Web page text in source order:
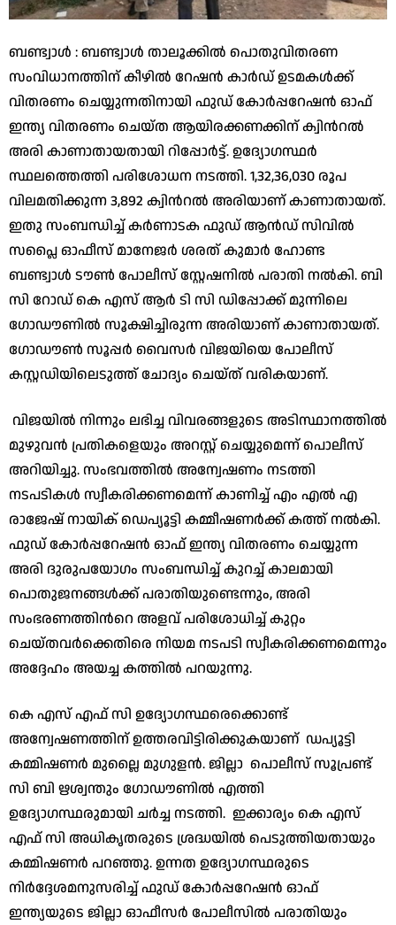
ബണ്ട്വാൾ : ബണ്ട്വാൾ താലൂക്കിൽ പൊതുവിതരണ
സംവിധാനത്തിന് കീഴിൽ റേഷൻ കാർഡ് ഉടമകൾക്ക്
വിതരണം ചെയ്യുന്നതിനായി ഫുഡ് കോർപ്പറേഷൻ ഓഫ്
ഇന്ത്യ വിതരണം ചെയ്ത ആയിരക്കണക്കിന് ക്വിന്‍റൽ
അരി കാണാതായതായി റിപ്പോർട്ട്. ഉദ്യോഗസ്ഥർ
സ്ഥലത്തെത്തി പരിശോധന നടത്തി. 1,32,36,030 രൂപ
വിലമതിക്കുന്ന 3,892 ക്വിന്‍റൽ അരിയാണ് കാണാതായത്.
ഇതു സംബന്ധിച്ച് കർണാടക ഫുഡ് ആൻഡ് സിവിൽ
സപ്ലൈ ഓഫീസ് മാനേജർ ശരത് കുമാർ ഹോണ്ട
ബണ്ട്വാൾ ടൗൺ പോലീസ് സ്റ്റേഷനിൽ പരാതി നൽകി. ബി
സി റോഡ് കെ എസ് ആർ ടി സി ഡിപ്പോക്ക് മുന്നിലെ
ഗോഡൗണിൽ സൂക്ഷിച്ചിരുന്ന അരിയാണ് കാണാതായത്.
ഗോഡൗൺ സൂപ്പർ വൈസർ വിജയിയെ പോലീസ്
കസ്റ്റഡിയിലെടുത്ത് ചോദ്യം ചെയ്ത് വരികയാണ്.
വിജയിൽ നിന്നും ലഭിച്ച വിവരങ്ങളുടെ അടിസ്ഥാനത്തിൽ
മുഴുവൻ പ്രതികളെയും അറസ്റ്റ് ചെയ്യുമെന്ന് പൊലീസ്
അറിയിച്ചു. സംഭവത്തിൽ അന്വേഷണം നടത്തി
നടപടികൾ സ്വീകരിക്കണമെന്ന് കാണിച്ച് എം എൽ എ
രാജേഷ് നായിക് ഡെപ്യൂട്ടി കമ്മീഷണർക്ക് കത്ത് നൽകി.
ഫുഡ് കോർപ്പറേഷൻ ഓഫ് ഇന്ത്യ വിതരണം ചെയ്യുന്ന
അരി ദുരുപയോഗം സംബന്ധിച്ച് കുറച്ച് കാലമായി
പൊതുജനങ്ങൾക്ക് പരാതിയുണ്ടെന്നും, അരി
സംഭരണത്തിന്‍റെ അളവ് പരിശോധിച്ച് കുറ്റം
ചെയ്തവർക്കെതിരെ നിയമ നടപടി സ്വീകരിക്കണമെന്നും
അദ്ദേഹം അയച്ച കത്തിൽ പറയുന്നു.
കെ എസ് എഫ് സി ഉദ്യോഗസ്ഥരെക്കൊണ്ട്
അന്വേഷണത്തിന് ഉത്തരവിട്ടിരിക്കുകയാണ് ഡപ്യൂട്ടി
കമ്മിഷണർ മുല്ലൈ മുഗുളൻ. ജില്ലാ പൊലീസ് സൂപ്രണ്ട്
സി ബി ഋശ്വന്തും ഗോഡൗണിൽ എത്തി
ഉദ്യോഗസ്ഥരുമായി ചർച്ച നടത്തി. ഇക്കാര്യം കെ എസ്
എഫ് സി അധികൃതരുടെ ശ്രദ്ധയിൽ പെടുത്തിയതായും
കമ്മിഷണർ പറഞ്ഞു. ഉന്നത ഉദ്യോഗസ്ഥരുടെ
നിർദ്ദേശമനുസരിച്ച് ഫുഡ് കോർപ്പറേഷൻ ഓഫ്
ഇന്ത്യയുടെ ജില്ലാ ഓഫീസർ പോലീസിൽ പരാതിയും